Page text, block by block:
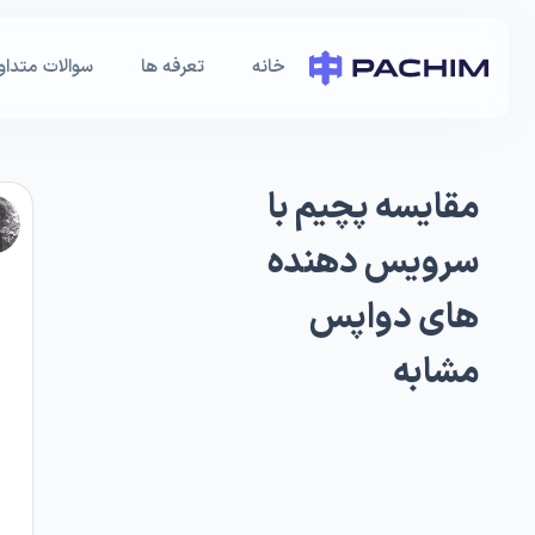
خانه تعرفه ها سوالات
مقایسه پچیم با
سرویس دهنده
های دواپس
مشابه